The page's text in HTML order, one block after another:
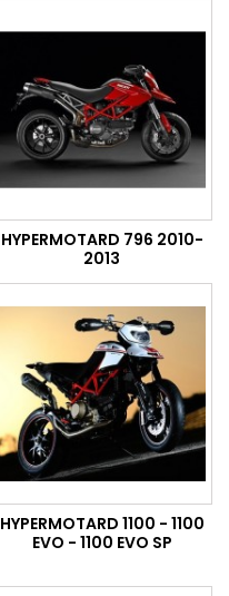
HYPERMOTARD 796 2010-
2013
HYPERMOTARD 1100 - 1100
EVO - 1100 EVO SP